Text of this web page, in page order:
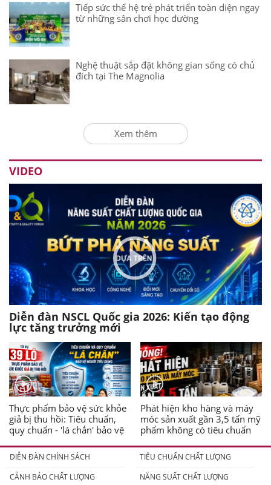
Tiếp sức thế hệ trẻ phát triển toàn diện ngay
từ những sân chơi học đường
Nghệ thuật sắp đặt không gian sống có chủ
đích tại The Magnolia
Xem thêm
VIDEO
Diễn đàn NSCL Quốc gia 2026: Kiến tạo động
lực tăng trưởng mới
Thực phẩm bảo vệ sức khỏe
giả bị thu hồi: Tiêu chuẩn,
quy chuẩn - 'lá chắn' bảo vệ
Phát hiện kho hàng và máy
móc sản xuất gần 3,5 tấn mỹ
phẩm không có tiêu chuẩn
DIỄN ĐÀN CHÍNH SÁCH
TIÊU CHUẨN CHẤT LƯỢNG
CẢNH BÁO CHẤT LƯỢNG
NĂNG SUẤT CHẤT LƯỢNG